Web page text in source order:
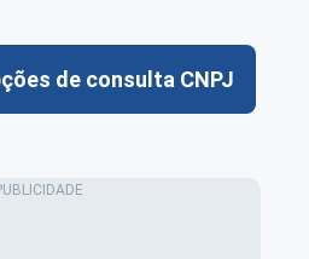
de consulta CNPJ